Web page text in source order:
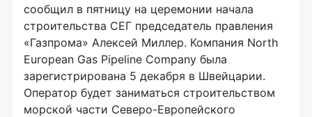
сообщил в пятницу на церемонии начала
строительства СЕГ председатель правления
«Газпрома» Алексей Миллер. Компания North
European Gas Pipeline Company была
зарегистрирована 5 декабря в Швейцарии.
Оператор будет заниматься строительством
морской части Северо-Европейского